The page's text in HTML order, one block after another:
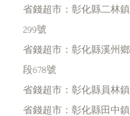
省錢超市：彰化縣二林
299號
省錢超市：彰化縣溪州
段678號
省錢超市：彰化縣員林
省錢超市：彰化縣田中